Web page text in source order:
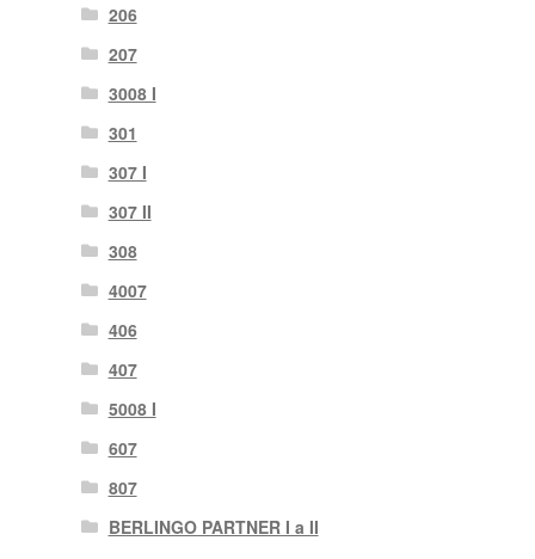
206
207
3008 I
301
307 I
307 II
308
4007
406
407
5008 I
607
807
BERLINGO PARTNER I a II